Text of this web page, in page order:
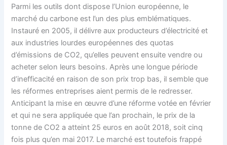
Parmi les outils dont dispose l’Union européenne, le
marché du carbone est l’un des plus emblématiques.
Instauré en 2005, il délivre aux producteurs d’électricité et
aux industries lourdes européennes des quotas
d’émissions de CO2, qu’elles peuvent ensuite vendre ou
acheter selon leurs besoins. Après une longue période
d’inefficacité en raison de son prix trop bas, il semble que
les réformes entreprises aient permis de le redresser.
Anticipant la mise en œuvre d’une réforme votée en février
et qui ne sera appliquée que l’an prochain, le prix de la
tonne de CO2 a atteint 25 euros en août 2018, soit cinq
fois plus qu’en mai 2017. Le marché est toutefois frappé